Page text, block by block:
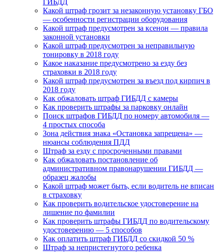
ГИБДД
Какой штраф грозит за незаконную установку ГБО
— особенности регистрации оборудования
Какой штраф предусмотрен за ксенон — правила
законной установки
Какой штраф предусмотрен за неправильную
тонировку в 2018 году
Какое наказание предусмотрено за езду без
страховки в 2018 году
Какой штраф предусмотрен за въезд под кирпич в
2018 году
Как обжаловать штраф ГИБДД с камеры
Как проверить штрафы за парковку онлайн
Поиск штрафов ГИБДД по номеру автомобиля —
4 простых способа
Зона действия знака «Остановка запрещена» —
нюансы соблюдения ПДД
Штраф за езду с просроченными правами
Как обжаловать постановление об
административном правонарушении ГИБДД —
образец жалобы
Какой штраф может быть, если водитель не вписан
в страховку
Как проверить водительское удостоверение на
лишение по фамилии
Как проверить штрафы ГИБДД по водительскому
удостоверению — 5 способов
Как оплатить штраф ГИБДД со скидкой 50 %
Штраф за непристегнутого ребенка